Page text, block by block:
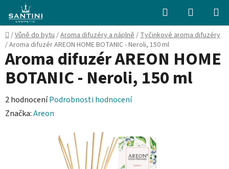
obsah
Hledat
KOŠÍK
Domů
/Vůně do bytu/Aroma difuzéry a náplně/Tyčinkové aroma difuzéry
/Aroma difuzér AREON HOME BOTANIC - Neroli, 150 ml
Aroma difuzér AREON HOME
BOTANIC - Neroli, 150 ml
Průměrné
hodnocení
2 hodnoceníPodrobnosti hodnocení
Značka:Areon